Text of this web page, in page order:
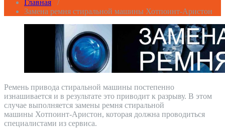
Главная /
Замена ремня стиральной машины Хотпоинт-Аристон
Ремень привода стиральной машины постепенно
изнашивается и в результате это приводит к разрыву. В этом
случае выполняется замены ремня стиральной
машины Хотпоинт-Аристон, которая должна проводиться
специалистами из сервиса.